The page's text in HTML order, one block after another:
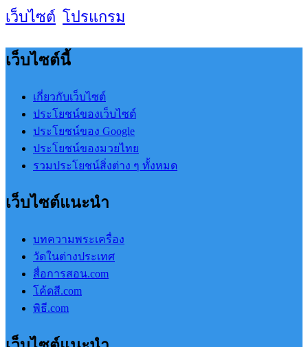
เว็บไซต์ โปรแกรม
เว็บไซต์นี้
เกี่ยวกับเว็บไซต์
ประโยชน์ของเว็บไซต์
ประโยชน์ของ Google
ประโยชน์ของมวยไทย
รวมประโยชน์สิ่งต่าง ๆ ทั้งหมด
เว็บไซต์แนะนำ
บทความพระเครื่อง
วัดในต่างประเทศ
สื่อการสอน.com
โค้ดสี.com
พิธี.com